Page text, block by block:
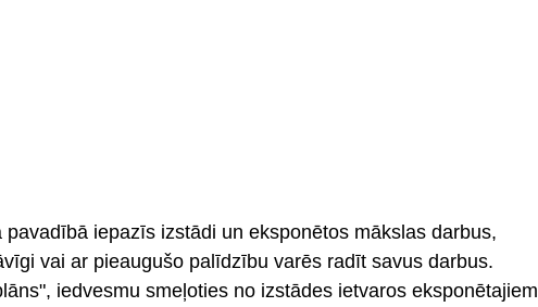
iepazīs izstādi un eksponētos mākslas darbus,
vai ar pieaugušo palīdzību varēs radīt savus darbus.
iedvesmu smeļoties no izstādes ietvaros eksponētajiem